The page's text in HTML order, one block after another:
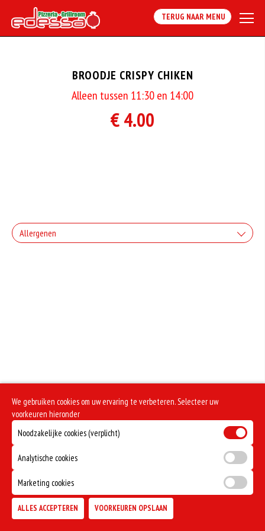
TERUG NAAR MENU
BROODJE CRISPY CHIKEN
Alleen tussen 11:30 en 14:00
€ 4.00
Allergenen
We gebruiken cookies om uw ervaring te verbeteren. Selecteer uw
voorkeuren hieronder
Noodzakelijke cookies (verplicht)
Analytische cookies
Marketing cookies
ALLES ACCEPTEREN VOORKEUREN OPSLAAN